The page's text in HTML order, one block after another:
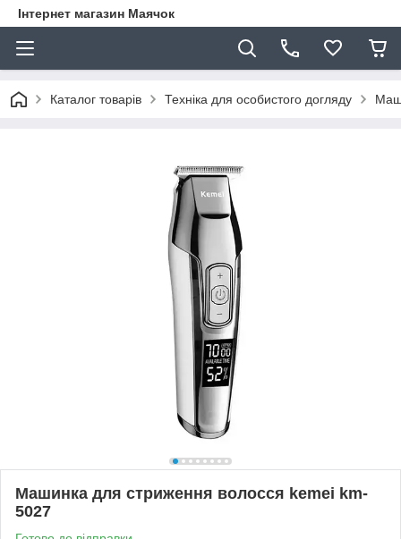
Інтернет магазин Маячок
Каталог товарів Техніка для особистого догляду
Машинка для стриження волосся kemei km-
5027